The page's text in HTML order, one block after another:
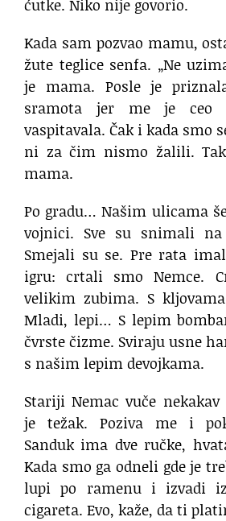
ćutke. Niko nije govorio.
Kada sam pozvao mamu,
žute teglice senfa. „Ne
je mama. Posle je
sramota jer me je ceo
vaspitavala. Čak i kada smo
ni za čim nismo žalili.
mama.
Po gradu… Našim ulicama
vojnici. Sve su snimali
Smejali su se. Pre rata
igru: crtali smo Nemce.
velikim zubima. S
Mladi, lepi… S lepim
čvrste čizme. Sviraju usne
s našim lepim devojkama.
Stariji Nemac vuče nekakav
je težak. Poziva me i
Sanduk ima dve ručke,
Kada smo ga odneli gde je
lupi po ramenu i izvadi
cigareta. Evo, kaže, da ti